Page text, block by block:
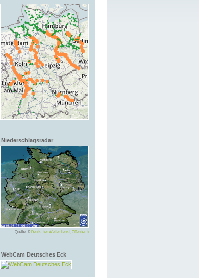
Niederschlagsradar
Quelle: © Deutscher Wetterdienst, Offenbach
WebCam Deutsches Eck